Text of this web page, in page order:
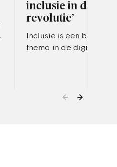
inclusie in digitale
revolutie’
Inclusie is een belangrijk
thema in de digitale
staatssecretaris…